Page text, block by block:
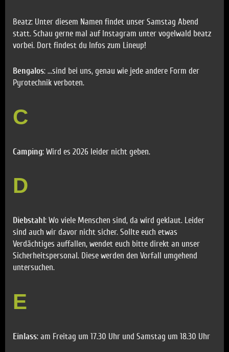
Beatz: Unter diesem Namen findet unser Samstag Abend
statt. Schau gerne mal auf Instagram unter vogelwald beatz
vorbei. Dort findest du Infos zum Lineup!
Bengalos: ...sind bei uns, genau wie jede andere Form der
Pyrotechnik verboten.
C
Camping: Wird es 2026 leider nicht geben.
D
Diebstahl: Wo viele Menschen sind, da wird geklaut. Leider
sind auch wir davor nicht sicher. Sollte euch etwas
Verdächtiges auffallen, wendet euch bitte direkt an unser
Sicherheitspersonal. Diese werden den Vorfall umgehend
untersuchen.
E
Einlass: am Freitag um 17.30 Uhr und Samstag um 18.30 Uhr